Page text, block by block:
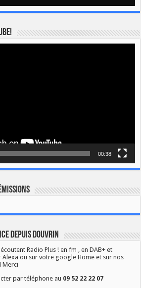
00:38
depuis Douvrin
écoutent Radio Plus ! en fm , en DAB+ et
Alexa ou sur votre google Home et sur nos
Merci
par téléphone au 09 52 22 22 07